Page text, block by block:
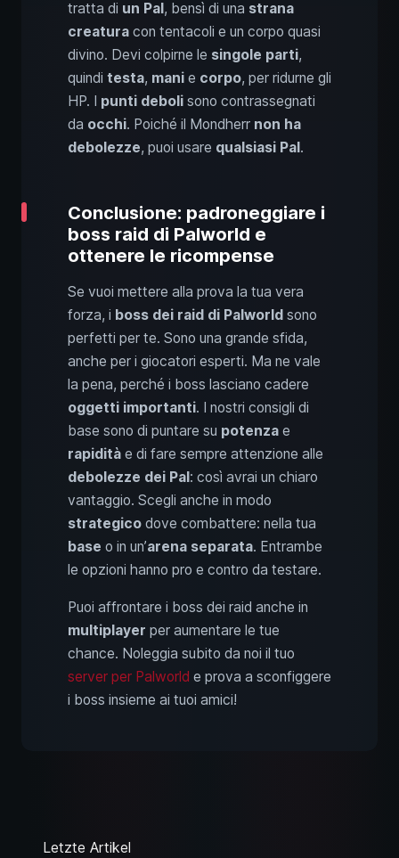
tratta di un Pal, bensì di una strana
creatura con tentacoli e un corpo quasi
divino. Devi colpirne le singole parti,
quindi testa, mani e corpo, per ridurne gli
HP. I punti deboli sono contrassegnati
da occhi. Poiché il Mondherr non ha
debolezze, puoi usare qualsiasi Pal.
Conclusione: padroneggiare i
boss raid di Palworld e
ottenere le ricompense
Se vuoi mettere alla prova la tua vera
forza, i boss dei raid di Palworld sono
perfetti per te. Sono una grande sfida,
anche per i giocatori esperti. Ma ne vale
la pena, perché i boss lasciano cadere
oggetti importanti. I nostri consigli di
base sono di puntare su potenza e
rapidità e di fare sempre attenzione alle
debolezze dei Pal: così avrai un chiaro
vantaggio. Scegli anche in modo
strategico dove combattere: nella tua
base o in un’arena separata. Entrambe
le opzioni hanno pro e contro da testare.
Puoi affrontare i boss dei raid anche in
multiplayer per aumentare le tue
chance. Noleggia subito da noi il tuo
server per Palworld e prova a sconfiggere
i boss insieme ai tuoi amici!
Letzte Artikel